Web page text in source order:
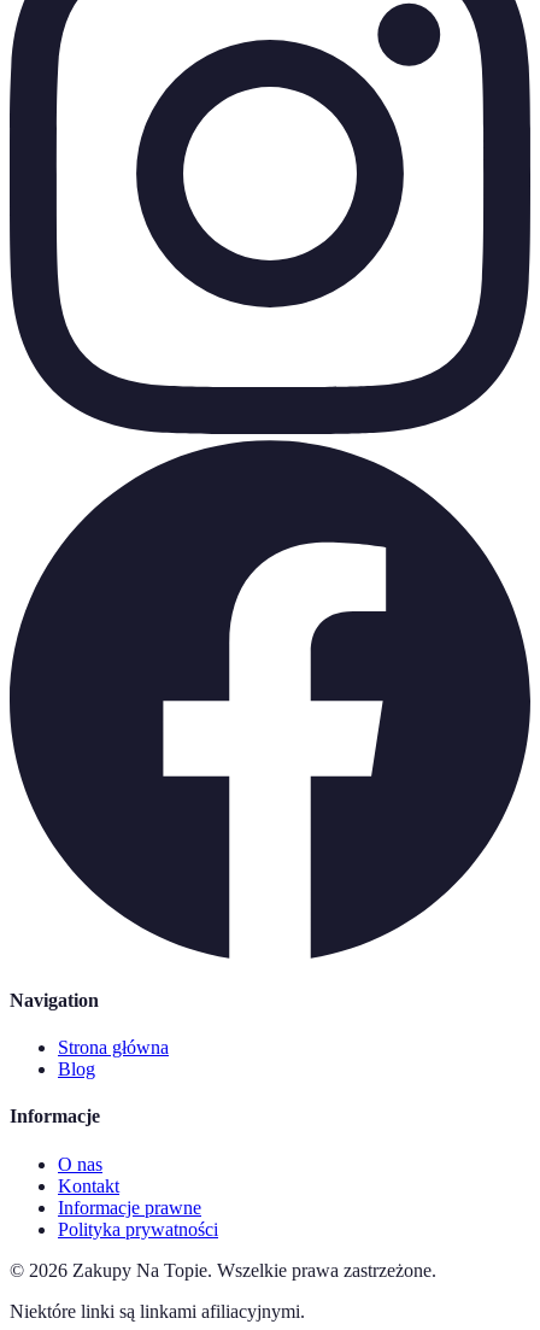
Navigation
Strona główna
Blog
Informacje
O nas
Kontakt
Informacje prawne
Polityka prywatności
© 2026 Zakupy Na Topie. Wszelkie prawa zastrzeżone.
Niektóre linki są linkami afiliacyjnymi.